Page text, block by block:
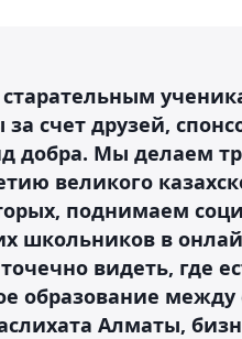
счет друзей,
добра. Мы делаем
великого
поднимаем
школьников в
видеть, где
образование
Алматы,